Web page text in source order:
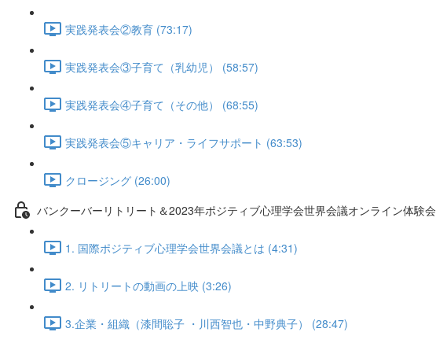
実践発表会②教育 (73:17)
実践発表会③子育て（乳幼児） (58:57)
実践発表会④子育て（その他） (68:55)
実践発表会⑤キャリア・ライフサポート (63:53)
クロージング (26:00)
バンクーバーリトリート＆2023年ポジティブ心理学会世界会議オンライン体験会
1. 国際ポジティブ心理学会世界会議とは (4:31)
2. リトリートの動画の上映 (3:26)
3.企業・組織（漆間聡子 ・川西智也・中野典子） (28:47)